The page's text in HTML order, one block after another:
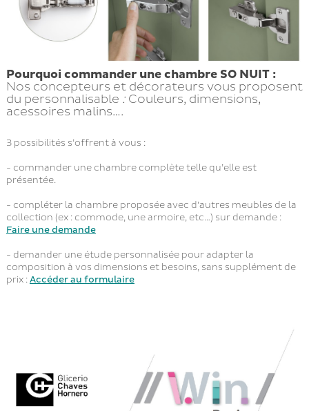
Pourquoi commander une chambre SO NUIT :
Nos concepteurs et décorateurs vous proposent
du personnalisable : Couleurs, dimensions,
acessoires malins….
3 possibilités s’offrent à vous :
- commander une chambre complète telle qu’elle est
présentée.
- compléter la chambre proposée avec d’autres meubles de la
collection (ex : commode, une armoire, etc…) sur demande :
Faire une demande
- demander une étude personnalisée pour adapter la
composition à vos dimensions et besoins, sans supplément de
prix :Accéder au formulaire